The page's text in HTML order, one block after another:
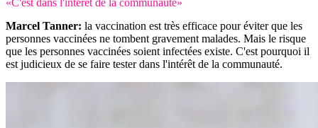
Marcel Tanner: la vaccination est très efficace pour éviter que les
personnes vaccinées ne tombent gravement malades. Mais le risque
que les personnes vaccinées soient infectées existe. C'est pourquoi il
est judicieux de se faire tester dans l'intérêt de la communauté.